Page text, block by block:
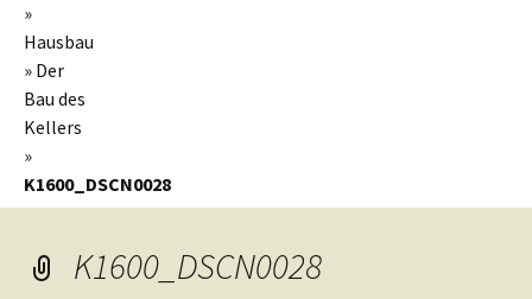
»
Hausbau
» Der
Bau des
Kellers
»
K1600_DSCN0028
K1600_DSCN0028